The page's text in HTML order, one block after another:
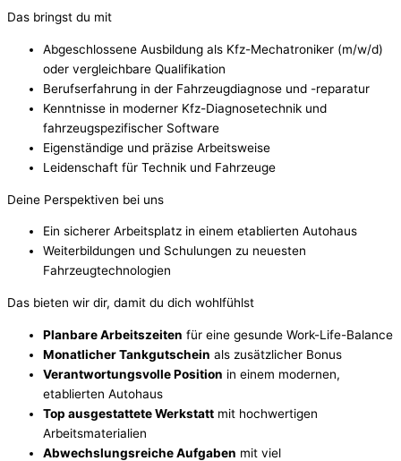
Das bringst du mit
Abgeschlossene Ausbildung als Kfz-Mechatroniker (m/w/d)
oder vergleichbare Qualifikation
Berufserfahrung in der Fahrzeugdiagnose und -reparatur
Kenntnisse in moderner Kfz-Diagnosetechnik und
fahrzeugspezifischer Software
Eigenständige und präzise Arbeitsweise
Leidenschaft für Technik und Fahrzeuge
Deine Perspektiven bei uns
Ein sicherer Arbeitsplatz in einem etablierten Autohaus
Weiterbildungen und Schulungen zu neuesten
Fahrzeugtechnologien
Das bieten wir dir, damit du dich wohlfühlst
Planbare Arbeitszeiten für eine gesunde Work-Life-Balance
Monatlicher Tankgutschein als zusätzlicher Bonus
Verantwortungsvolle Position in einem modernen,
etablierten Autohaus
Top ausgestattete Werkstatt mit hochwertigen
Arbeitsmaterialien
Abwechslungsreiche Aufgaben mit viel